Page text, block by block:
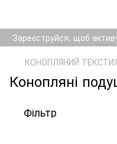
Зареєструйся, щоб
КОНОПЛЯНИЙ
Конопляні
Фільтр